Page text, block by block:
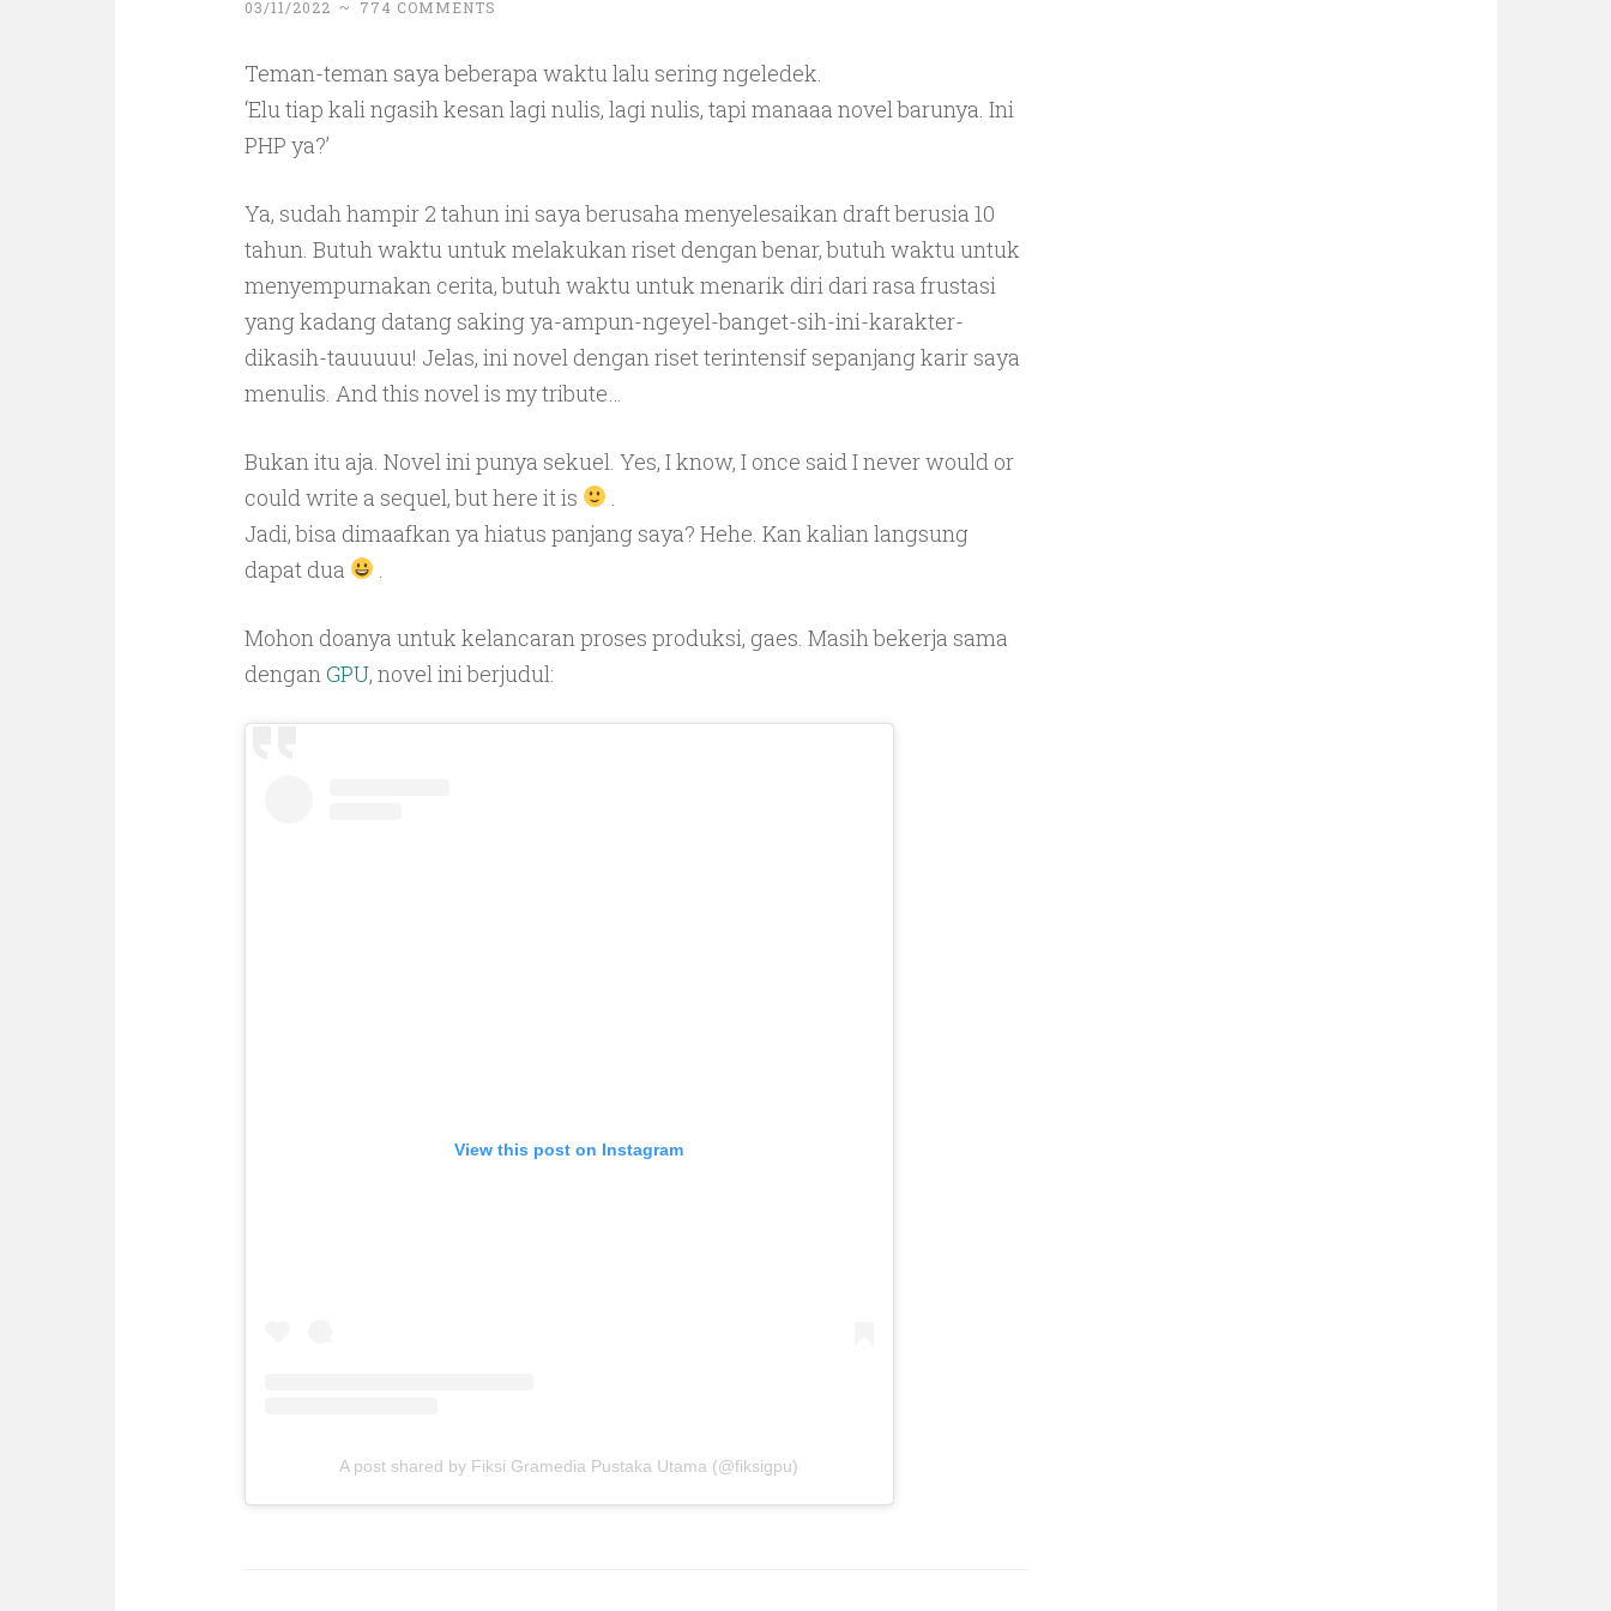
03/11/2022 ~ 774 COMMENTS
Teman-teman saya beberapa waktu lalu sering ngeledek.
‘Elu tiap kali ngasih kesan lagi nulis, lagi nulis, tapi manaaa novel barunya. Ini
PHP ya?’
Ya, sudah hampir 2 tahun ini saya berusaha menyelesaikan draft berusia 10
tahun. Butuh waktu untuk melakukan riset dengan benar, butuh waktu untuk
menyempurnakan cerita, butuh waktu untuk menarik diri dari rasa frustasi
yang kadang datang saking ya-ampun-ngeyel-banget-sih-ini-karakter-
dikasih-tauuuuu! Jelas, ini novel dengan riset terintensif sepanjang karir saya
menulis. And this novel is my tribute…
Bukan itu aja. Novel ini punya sekuel. Yes, I know, I once said I never would or
could write a sequel, but here it is
Jadi, bisa dimaafkan ya hiatus panjang saya? Hehe. Kan kalian langsung
dapat dua
Mohon doanya untuk kelancaran proses produksi, gaes. Masih bekerja sama
dengan GPU, novel ini berjudul:
View this post on Instagram
A post shared by Fiksi Gramedia Pustaka Utama (@fiksigpu)